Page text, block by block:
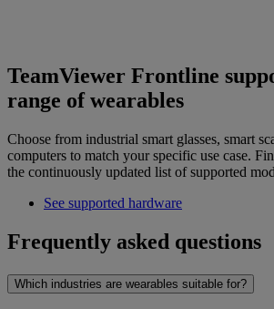
TeamViewer Frontline
range of wearables
Choose from industrial smart glasses, smart
computers to match your specific use case.
the continuously updated list of supported
See supported hardware
Frequently asked questions
Which industries are wearables suitable for?